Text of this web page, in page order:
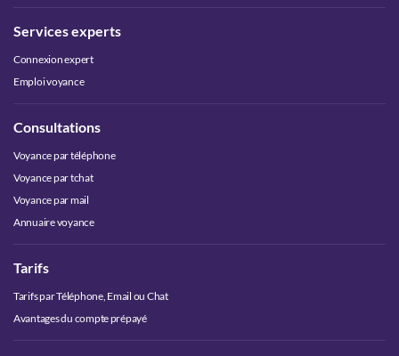
Services experts
Connexion expert
Emploi voyance
Consultations
Voyance par téléphone
Voyance par tchat
Voyance par mail
Annuaire voyance
Tarifs
Tarifs par Téléphone, Email ou Chat
Avantages du compte prépayé